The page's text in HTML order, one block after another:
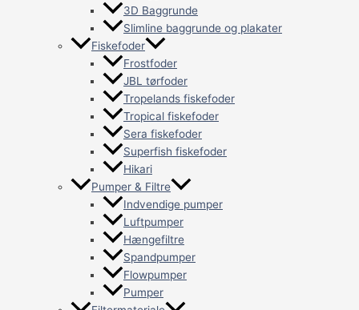
3D Baggrunde
Slimline baggrunde og plakater
Fiskefoder
Frostfoder
JBL tørfoder
Tropelands fiskefoder
Tropical fiskefoder
Sera fiskefoder
Superfish fiskefoder
Hikari
Pumper & Filtre
Indvendige pumper
Luftpumper
Hængefiltre
Spandpumper
Flowpumper
Pumper